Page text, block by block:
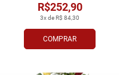
COMPRAR
3x de R$ 84,30
R$252,90